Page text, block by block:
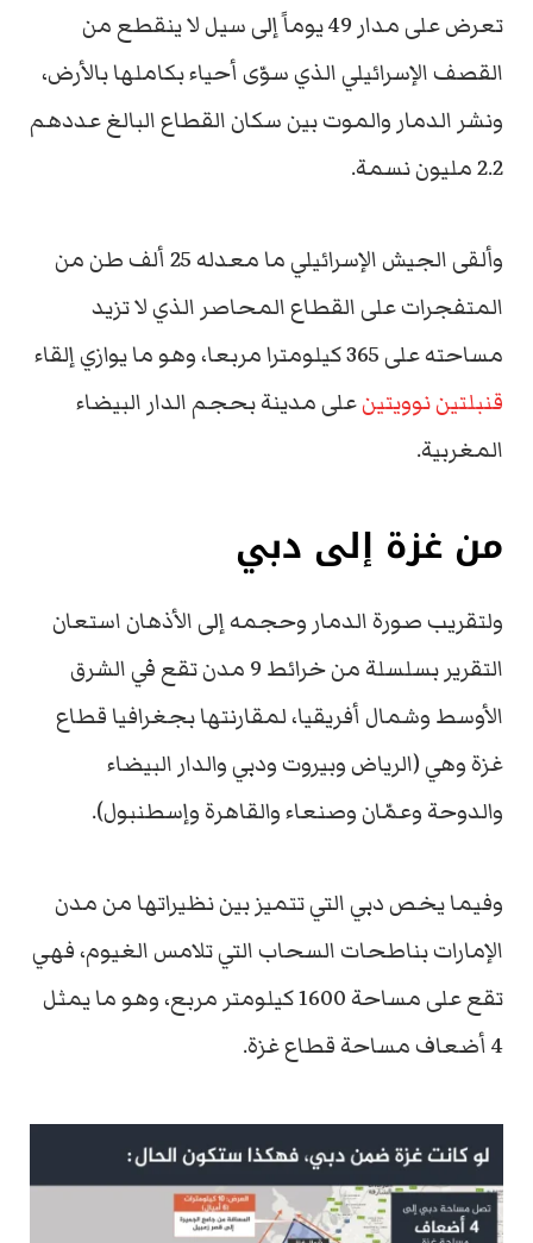
تعرض على مدار 49 يوماً إلى سيل لا ينقطع من
القصف الإسرائيلي الذي سوّى أحياء بكاملها بالأرض،
ونشر الدمار والموت بين سكان القطاع البالغ عددهم
2.2 مليون نسمة.
وألقى الجيش الإسرائيلي ما معدله 25 ألف طن من
المتفجرات على القطاع المحاصر الذي لا تزيد
مساحته على 365 كيلومترا مربعا، وهو ما يوازي إلقاء
قنبلتين نوويتينعلى مدينة بحجم الدار البيضاء
المغربية.
من غزة إلى دبي
ولتقريب صورة الدمار وحجمه إلى الأذهان استعان
التقرير بسلسلة من خرائط 9 مدن تقع في الشرق
الأوسط وشمال أفريقيا، لمقارنتها بجغرافيا قطاع
غزة وهي (الرياض وبيروت ودبي والدار البيضاء
والدوحة وعمّان وصنعاء والقاهرة وإسطنبول).
وفيما يخص دبي التي تتميز بين نظيراتها من مدن
الإمارات بناطحات السحاب التي تلامس الغيوم، فهي
تقع على مساحة 1600 كيلومتر مربع، وهو ما يمثل
4 أضعاف مساحة قطاع غزة.